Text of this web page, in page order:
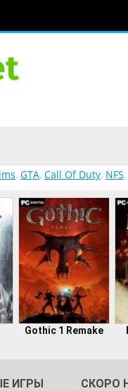
, GTA, Call Of Duty, NFS,
Gothic 1 Remake
ИГРЫ СКОРО